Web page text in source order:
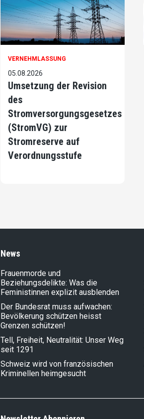
VERNEHMLASSUNG
05.08.2026
Umsetzung der Revision
des
Stromversorgungsgesetzes
(StromVG) zur
Stromreserve auf
Verordnungsstufe
News
Frauenmorde und
Beziehungsdelikte: Was die
Feministinnen explizit ausblenden
Der Bundesrat muss aufwachen:
Bevölkerung schützen heisst
Grenzen schützen!
Tell, Freiheit, Neutralität: Unser Weg
seit 1291
Schweiz wird von französischen
Kriminellen heimgesucht